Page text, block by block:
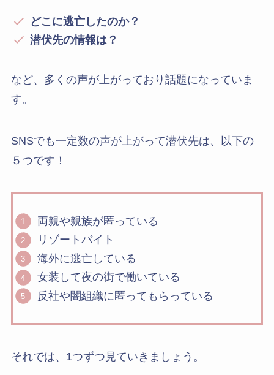
どこに逃亡したのか？
潜伏先の情報は？
など、多くの声が上がっており話題になっていま
す。
SNSでも一定数の声が上がって潜伏先は、以下の
５つです！
両親や親族が匿っている
リゾートバイト
海外に逃亡している
女装して夜の街で働いている
反社や闇組織に匿ってもらっている
それでは、1つずつ見ていきましょう。